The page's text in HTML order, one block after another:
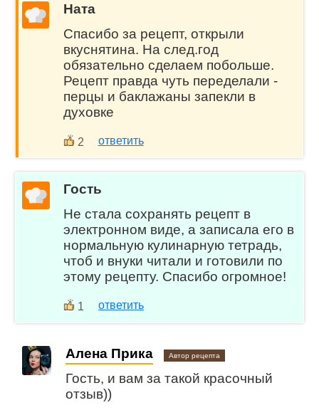
Ната
Спасибо за рецепт, открыли
вкуснятина. На след.год
обязательно сделаем побольше.
Рецепт правда чуть переделали -
перцы и баклажаны запекли в
духовке
2 ответить
Гость
Не стала сохранять рецепт в
электронном виде, а записала его в
нормальную кулинарную тетрадь,
чтоб и внуки читали и готовили по
этому рецепту. Спасибо огромное!
1 ответить
Алена Прика Автор рецепта
Гость, и вам за такой красочный
отзыв))